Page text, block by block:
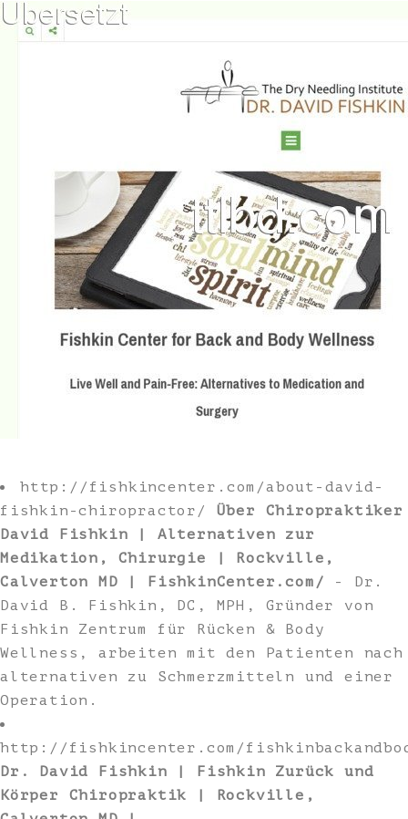
http://fishkincenter.com/about-david-
fishkin-chiropractor/ Über Chiropraktiker
David Fishkin | Alternativen zur
Medikation, Chirurgie | Rockville,
Calverton MD | FishkinCenter.com/ - Dr.
David B. Fishkin, DC, MPH, Gründer von
Fishkin Zentrum für Rücken & Body
Wellness, arbeiten mit den Patienten nach
alternativen zu Schmerzmitteln und einer
Operation.
http://fishkincenter.com/
Dr. David Fishkin | Fishkin Zurück und
Körper Chiropraktik | Rockville,